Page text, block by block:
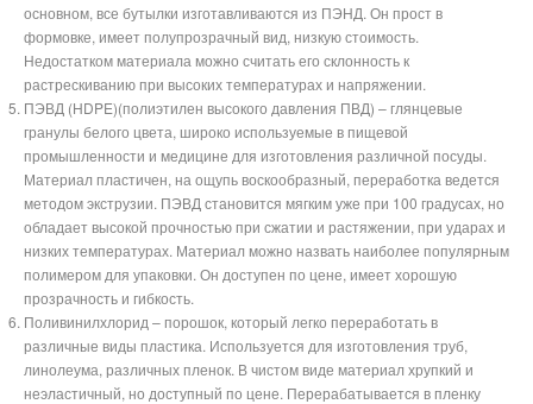
основном, все бутылки изготавливаются из ПЭНД. Он прост в
формовке, имеет полупрозрачный вид, низкую стоимость.
Недостатком материала можно считать его склонность к
растрескиванию при высоких температурах и напряжении.
ПЭВД (HDPE)(полиэтилен высокого давления ПВД) – глянцевые
гранулы белого цвета, широко используемые в пищевой
промышленности и медицине для изготовления различной посуды.
Материал пластичен, на ощупь воскообразный, переработка ведется
методом экструзии. ПЭВД становится мягким уже при 100 градусах, но
обладает высокой прочностью при сжатии и растяжении, при ударах и
низких температурах. Материал можно назвать наиболее популярным
полимером для упаковки. Он доступен по цене, имеет хорошую
прозрачность и гибкость.
Поливинилхлорид – порошок, который легко переработать в
различные виды пластика. Используется для изготовления труб,
линолеума, различных пленок. В чистом виде материал хрупкий и
неэластичный, но доступный по цене. Перерабатывается в пленку